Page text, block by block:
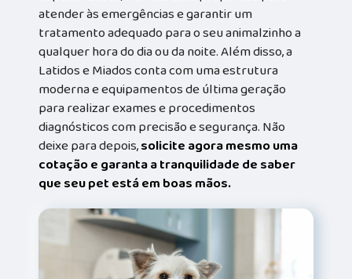
atender às emergências e garantir um
tratamento adequado para o seu animalzinho a
qualquer hora do dia ou da noite. Além disso, a
Latidos e Miados conta com uma estrutura
moderna e equipamentos de última geração
para realizar exames e procedimentos
diagnósticos com precisão e segurança. Não
deixe para depois,solicite agora mesmo uma
cotação e garanta a tranquilidade de saber
que seu pet está em boas mãos.